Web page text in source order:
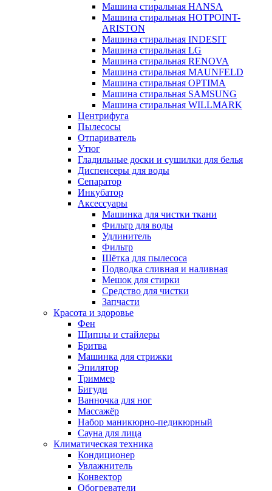
Машина стиральная HANSA
Машина стиральная HOTPOINT-
ARISTON
Машина стиральная INDESIT
Машина стиральная LG
Машина стиральная RENOVA
Машина стиральная MAUNFELD
Машина стиральная OPTIMA
Машина стиральная SAMSUNG
Машина стиральная WILLMARK
Центрифуга
Пылесосы
Отпариватель
Утюг
Гладильные доски и сушилки для белья
Диспенсеры для воды
Сепаратор
Инкубатор
Аксессуары
Машинка для чистки ткани
Фильтр для воды
Удлинитель
Фильтр
Шётка для пылесоса
Подводка сливная и наливная
Мешок для стирки
Средство для чистки
Запчасти
Красота и здоровье
Фен
Щипцы и стайлеры
Бритва
Машинка для стрижки
Эпилятор
Триммер
Бигуди
Ванночка для ног
Массажёр
Набор маникюрно-педикюрный
Сауна для лица
Климатическая техника
Кондиционер
Увлажнитель
Конвектор
Обогреватели